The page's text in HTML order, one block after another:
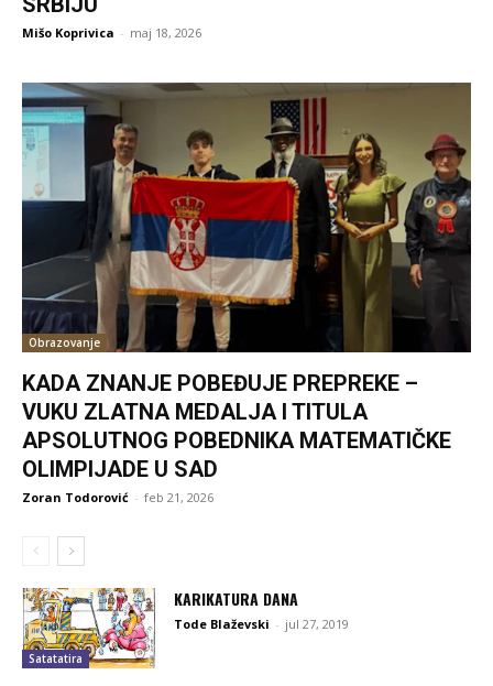
Mišo Koprivica - maj 18, 2026
Obrazovanje
KADA ZNANJE POBEĐUJE PREPREKE –
VUKU ZLATNA MEDALJA I TITULA
APSOLUTNOG POBEDNIKA MATEMATIČKE
OLIMPIJADE U SAD
Zoran Todorović - feb 21, 2026
Satatatira
KARIKATURA DANA
Tode Blaževski - jul 27, 2019